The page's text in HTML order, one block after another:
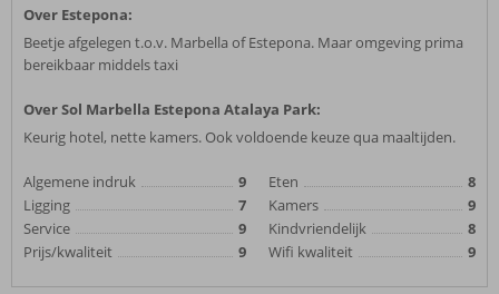
Over Estepona:
Beetje afgelegen t.o.v. Marbella of Estepona. Maar omgeving prima
bereikbaar middels taxi
Over Sol Marbella Estepona Atalaya Park:
Keurig hotel, nette kamers. Ook voldoende keuze qua maaltijden.
Algemene indruk
9
Ligging
7
Service
9
Prijs/kwaliteit
9
Eten
8
Kamers
9
Kindvriendelijk
8
Wifi kwaliteit
9